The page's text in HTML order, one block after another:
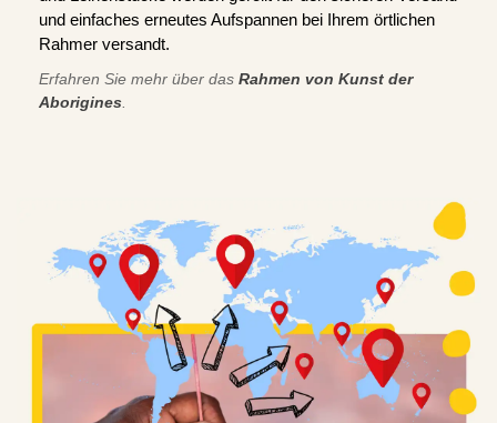
und einfaches erneutes Aufspannen bei Ihrem örtlichen
Rahmer versandt.
Erfahren Sie mehr über das Rahmen von Kunst der
Aborigines